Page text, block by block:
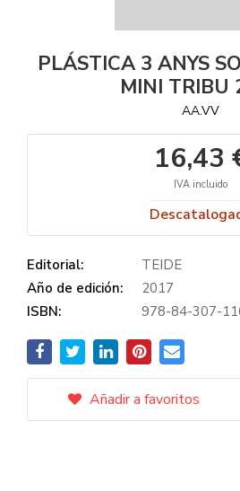
PLÁSTICA 3 ANYS
MINI TRIBU
AA.VV
16,43
IVA incluido
Editorial:
TEIDE
Año de edición:
2017
ISBN:
978-84-307-
Añadir a favoritos